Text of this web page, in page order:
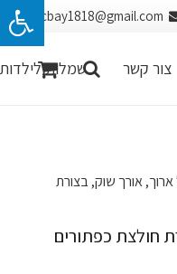
cbay1818@gmail.com
צור קשר שמלות
אורך שוק, בצורת
חולצת כפתורים